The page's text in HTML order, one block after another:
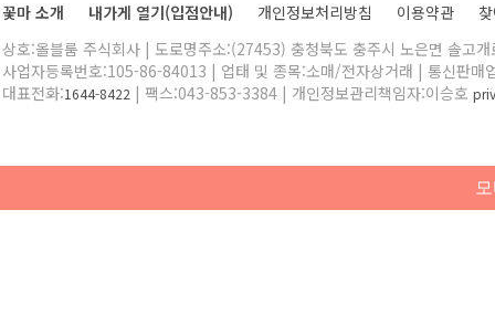
꽃마 소개 내가게 열기(입점안내) 개인정보처리방침 이용약관
상호:올블룸 주식회사 | 도로명주소:(27453) 충청북도 충주시 노은면 솔고
사업자등록번호:105-86-84013 | 업태 및 종목:소매/전자상거래 | 통신판매
대표전화:1644-8422 | 팩스:043-853-3384 | 개인정보관리책임자:이승호